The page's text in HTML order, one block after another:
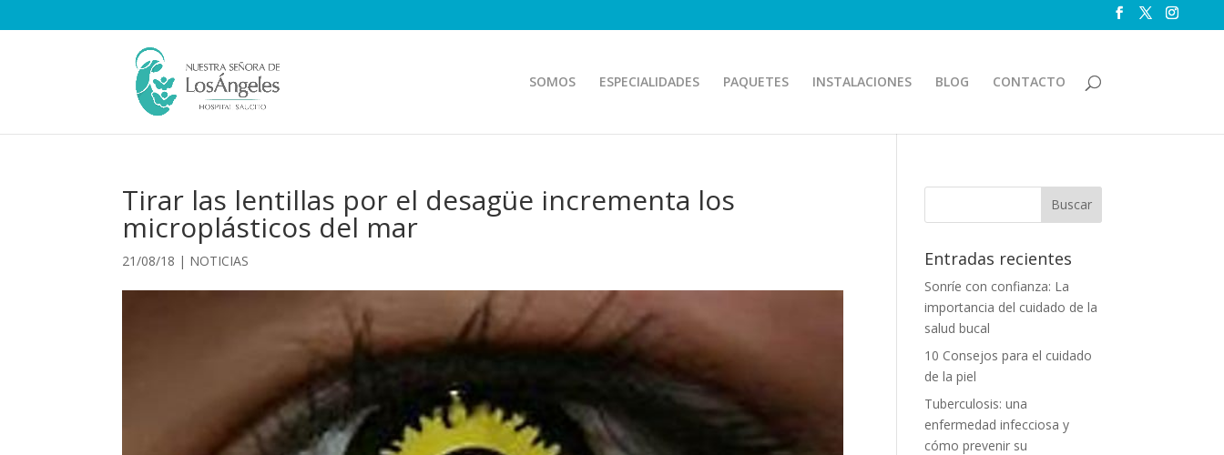
SOMOS ESPECIALIDADES PAQUETES INSTALACIONES BLOG CONTACTO
Tirar las lentillas por el desagüe incrementa los
microplásticos del mar
21/08/18 | NOTICIAS Entradas recientes
Sonríe con confianza: La
importancia del cuidado de la
salud bucal
10 Consejos para el cuidado
de la piel
Tuberculosis: una
enfermedad infecciosa y
cómo prevenir su